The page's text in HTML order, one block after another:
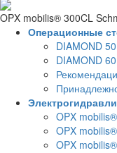
OPX mobilis® 300CL
Операционные
DIAMOND
DIAMOND
OPX
OPX
OPX